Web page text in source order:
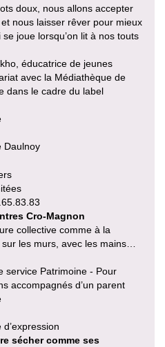
doux, nous allons accepter
nous laisser rêver pour mieux
joue lorsqu’on lit à nos touts
éducatrice de jeunes
avec la Médiathèque de
dans le cadre du label
Daulnoy
Cro-Magnon
collective comme à la
les murs, avec les mains…
service Patrimoine - Pour
accompagnés d’un parent
sécher comme ses